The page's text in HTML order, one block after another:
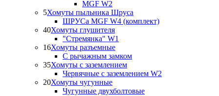
MGF W2
5Хомуты пыльника Шруса
ШРУСа MGF W4 (комплект)
40Хомуты глушителя
"Стремянка" W1
16Хомуты разъемные
С рычажным замком
35Хомуты с заземлением
Червячные с заземлением W2
20Хомуты чугунные
Чугунные двухболтовые